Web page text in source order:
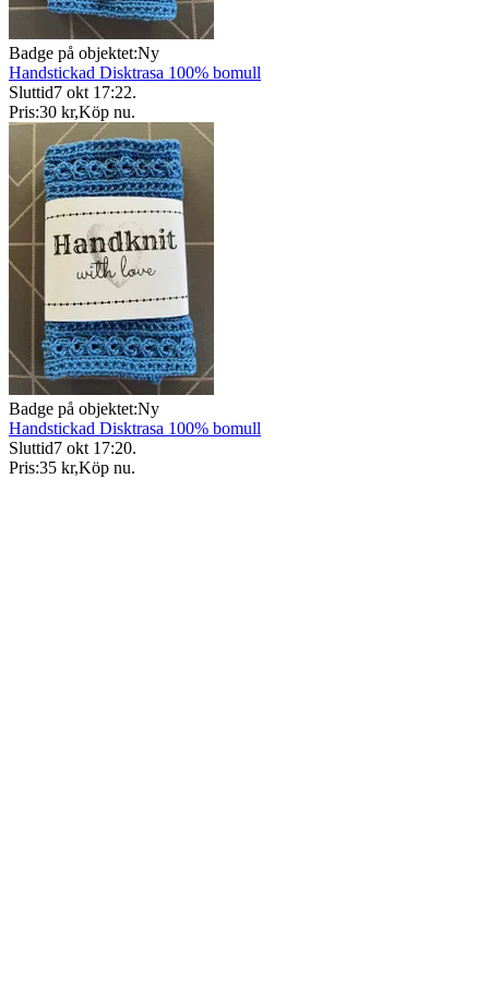
Badge på objektet:Ny
Handstickad Disktrasa 100% bomull
Sluttid7 okt 17:22.
Pris:30 kr,Köp nu.
Badge på objektet:Ny
Handstickad Disktrasa 100% bomull
Sluttid7 okt 17:20.
Pris:35 kr,Köp nu.